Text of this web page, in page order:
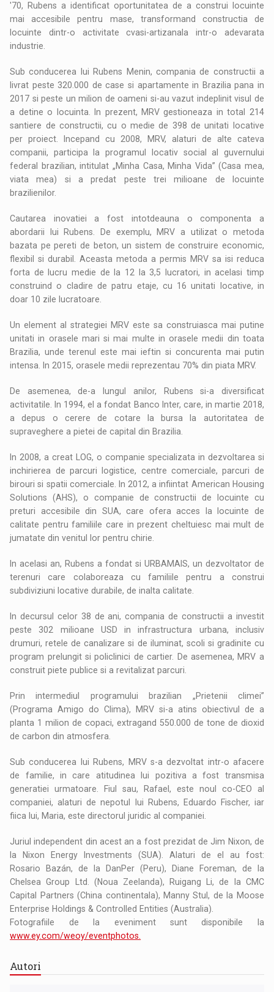
'70, Rubens a identificat oportunitatea de a construi locuinte
mai accesibile pentru mase, transformand constructia de
locuinte dintr-o activitate cvasi-artizanala intr-o adevarata
industrie.
Sub conducerea lui Rubens Menin, compania de constructii a
livrat peste 320.000 de case si apartamente in Brazilia pana in
2017 si peste un milion de oameni si-au vazut indeplinit visul de
a detine o locuinta. In prezent, MRV gestioneaza in total 214
santiere de constructii, cu o medie de 398 de unitati locative
per proiect. Incepand cu 2008, MRV, alaturi de alte cateva
companii, participa la programul locativ social al guvernului
federal brazilian, intitulat „Minha Casa, Minha Vida” (Casa mea,
viata mea) si a predat peste trei milioane de locuinte
brazilienilor.
Cautarea inovatiei a fost intotdeauna o componenta a
abordarii lui Rubens. De exemplu, MRV a utilizat o metoda
bazata pe pereti de beton, un sistem de construire economic,
flexibil si durabil. Aceasta metoda a permis MRV sa isi reduca
forta de lucru medie de la 12 la 3,5 lucratori, in acelasi timp
construind o cladire de patru etaje, cu 16 unitati locative, in
doar 10 zile lucratoare.
Un element al strategiei MRV este sa construiasca mai putine
unitati in orasele mari si mai multe in orasele medii din toata
Brazilia, unde terenul este mai ieftin si concurenta mai putin
intensa. In 2015, orasele medii reprezentau 70% din piata MRV.
De asemenea, de-a lungul anilor, Rubens si-a diversificat
activitatile. In 1994, el a fondat Banco Inter, care, in martie 2018,
a depus o cerere de cotare la bursa la autoritatea de
supraveghere a pietei de capital din Brazilia.
In 2008, a creat LOG, o companie specializata in dezvoltarea si
inchirierea de parcuri logistice, centre comerciale, parcuri de
birouri si spatii comerciale. In 2012, a infiintat American Housing
Solutions (AHS), o companie de constructii de locuinte cu
preturi accesibile din SUA, care ofera acces la locuinte de
calitate pentru familiile care in prezent cheltuiesc mai mult de
jumatate din venitul lor pentru chirie.
In acelasi an, Rubens a fondat si URBAMAIS, un dezvoltator de
terenuri care colaboreaza cu familiile pentru a construi
subdiviziuni locative durabile, de inalta calitate.
In decursul celor 38 de ani, compania de constructii a investit
peste 302 milioane USD in infrastructura urbana, inclusiv
drumuri, retele de canalizare si de iluminat, scoli si gradinite cu
program prelungit si policlinici de cartier. De asemenea, MRV a
construit piete publice si a revitalizat parcuri.
Prin intermediul programului brazilian „Prietenii climei”
(Programa Amigo do Clima), MRV si-a atins obiectivul de a
planta 1 milion de copaci, extragand 550.000 de tone de dioxid
de carbon din atmosfera.
Sub conducerea lui Rubens, MRV s-a dezvoltat intr-o afacere
de familie, in care atitudinea lui pozitiva a fost transmisa
generatiei urmatoare. Fiul sau, Rafael, este noul co-CEO al
companiei, alaturi de nepotul lui Rubens, Eduardo Fischer, iar
fiica lui, Maria, este directorul juridic al companiei.
Juriul independent din acest an a fost prezidat de Jim Nixon, de
la Nixon Energy Investments (SUA). Alaturi de el au fost:
Rosario Bazán, de la DanPer (Peru), Diane Foreman, de la
Chelsea Group Ltd. (Noua Zeelanda), Ruigang Li, de la CMC
Capital Partners (China continentala), Manny Stul, de la Moose
Enterprise Holdings & Controlled Entities (Australia).
Fotografiile de la eveniment sunt disponibile la
www.ey.com/weoy/eventphotos.
Autori